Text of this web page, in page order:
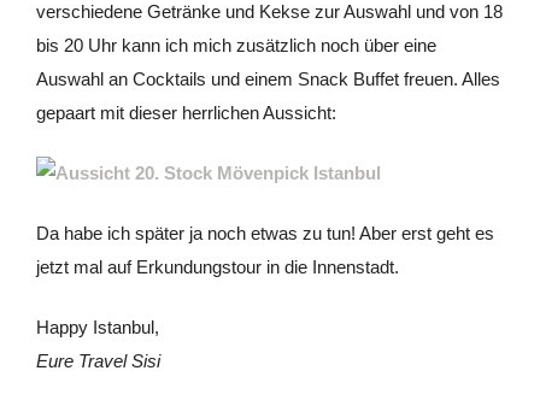
verschiedene Getränke und Kekse zur Auswahl und von 18
bis 20 Uhr kann ich mich zusätzlich noch über eine
Auswahl an Cocktails und einem Snack Buffet freuen. Alles
gepaart mit dieser herrlichen Aussicht:
Da habe ich später ja noch etwas zu tun! Aber erst geht es
jetzt mal auf Erkundungstour in die Innenstadt.
Happy Istanbul,
Eure Travel Sisi